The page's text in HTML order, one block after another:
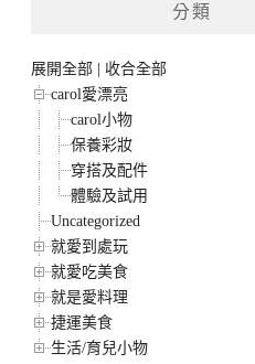
分類
展開全部 | 收合全部
carol愛漂亮
carol小物
保養彩妝
穿搭及配件
體驗及試用
Uncategorized
就愛到處玩
就愛吃美食
就是愛料理
捷運美食
生活/育兒小物